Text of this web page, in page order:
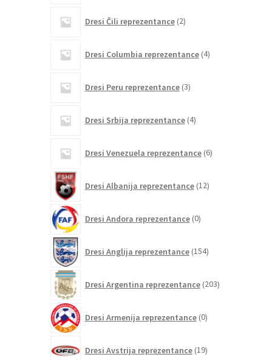
Dresi Čili reprezentance 2izdelka
Dresi Columbia reprezentance 4izdelki
Dresi Peru reprezentance 3izdelki
Dresi Srbija reprezentance 4izdelki
Dresi Venezuela reprezentance 6izdelkov
Dresi Albanija reprezentance 12izdelkov
Dresi Andora reprezentance 0izdelkov
Dresi Anglija reprezentance 154izdelkov
Dresi Argentina reprezentance 203izdelki
Dresi Armenija reprezentance 0izdelkov
Dresi Avstrija reprezentance 19izdelkov